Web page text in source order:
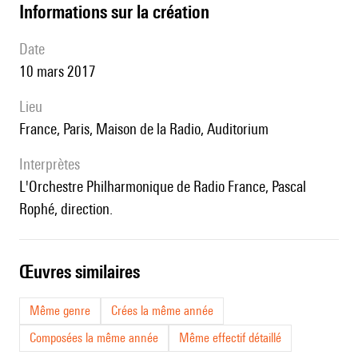
informations sur la création
date
10 mars 2017
lieu
France, Paris, Maison de la Radio, Auditorium
interprètes
l'Orchestre Philharmonique de Radio France, Pascal
Rophé, direction.
œuvres similaires
Même genre
Crées la même année
Composées la même année
Même effectif détaillé